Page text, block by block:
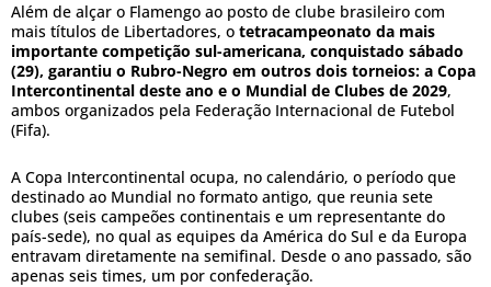
Além de alçar o Flamengo ao posto de clube brasileiro com
mais títulos de Libertadores, o tetracampeonato da mais
importante competição sul-americana, conquistado sábado
(29), garantiu o Rubro-Negro em outros dois torneios: a Copa
Intercontinental deste ano e o Mundial de Clubes de 2029,
ambos organizados pela Federação Internacional de Futebol
(Fifa).
A Copa Intercontinental ocupa, no calendário, o período que
destinado ao Mundial no formato antigo, que reunia sete
clubes (seis campeões continentais e um representante do
país-sede), no qual as equipes da América do Sul e da Europa
entravam diretamente na semifinal. Desde o ano passado, são
apenas seis times, um por confederação.